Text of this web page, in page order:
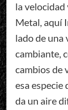
la
Metal, aquí
lado de una
cambiante,
cambios de
esa especie
da un aire